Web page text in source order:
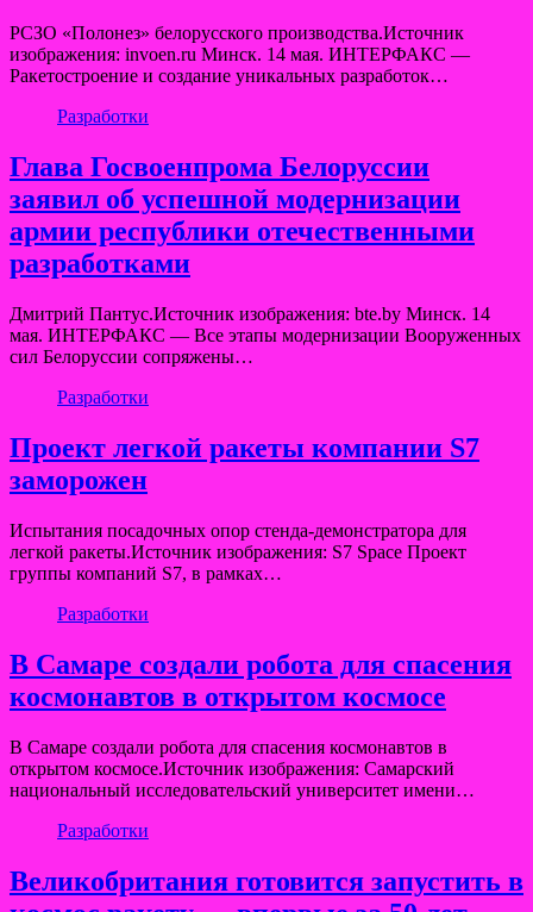
РСЗО «Полонез» белорусского производства.Источник
изображения: invoen.ru Минск. 14 мая. ИНТЕРФАКС —
Ракетостроение и создание уникальных разработок…
Разработки
Глава Госвоенпрома Белоруссии
заявил об успешной модернизации
армии республики отечественными
разработками
Дмитрий Пантус.Источник изображения: bte.by Минск. 14
мая. ИНТЕРФАКС — Все этапы модернизации Вооруженных
сил Белоруссии сопряжены…
Разработки
Проект легкой ракеты компании S7
заморожен
Испытания посадочных опор стенда-демонстратора для
легкой ракеты.Источник изображения: S7 Space Проект
группы компаний S7, в рамках…
Разработки
В Самаре создали робота для спасения
космонавтов в открытом космосе
В Самаре создали робота для спасения космонавтов в
открытом космосе.Источник изображения: Самарский
национальный исследовательский университет имени…
Разработки
Великобритания готовится запустить в